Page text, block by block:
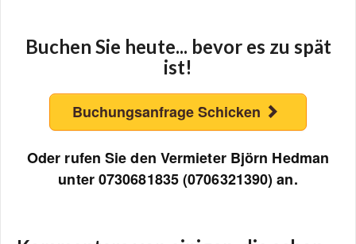
Buchen Sie heute... bevor es zu spät
ist!
Buchungsanfrage Schicken
Oder rufen Sie den Vermieter Björn Hedman
unter 0730681835 (0706321390) an.